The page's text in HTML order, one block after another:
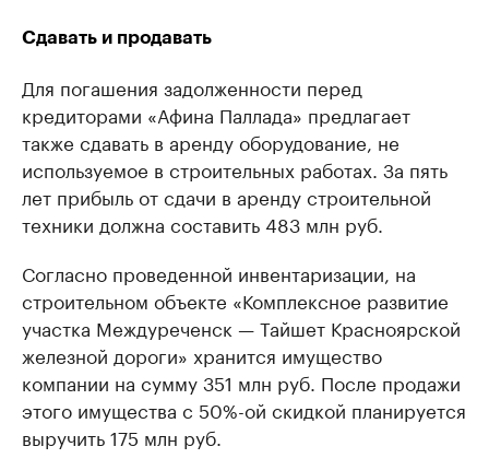
Сдавать и продавать
Для погашения задолженности перед
кредиторами «Афина Паллада» предлагает
также сдавать в аренду оборудование, не
используемое в строительных работах. За пять
лет прибыль от сдачи в аренду строительной
техники должна составить 483 млн руб.
Согласно проведенной инвентаризации, на
строительном объекте «Комплексное развитие
участка Междуреченск — Тайшет Красноярской
железной дороги» хранится имущество
компании на сумму 351 млн руб. После продажи
этого имущества с 50%-ой скидкой планируется
выручить 175 млн руб.